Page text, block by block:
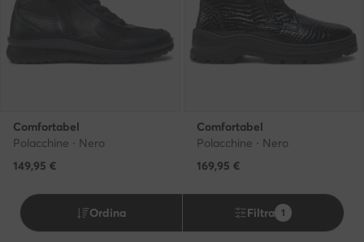
Comfortabel
Polacchine · Nero
149,95 €
Comfortabel
Polacchine · Nero
169,95 €
Ordina Filtra 1